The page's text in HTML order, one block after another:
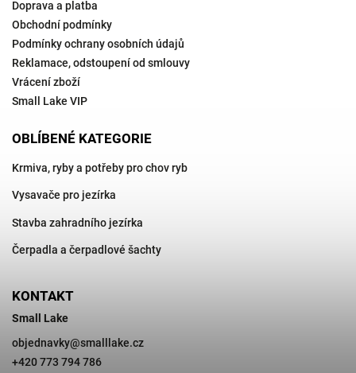
Doprava a platba
Obchodní podmínky
Podmínky ochrany osobních údajů
Reklamace, odstoupení od smlouvy
Vrácení zboží
Small Lake VIP
OBLÍBENÉ KATEGORIE
Krmiva, ryby a potřeby pro chov ryb
Vysavače pro jezírka
Stavba zahradního jezírka
Čerpadla a čerpadlové šachty
KONTAKT
Small Lake
objednavky@smalllake.cz
+420 773 794 786